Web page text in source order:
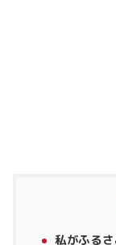
私がふる